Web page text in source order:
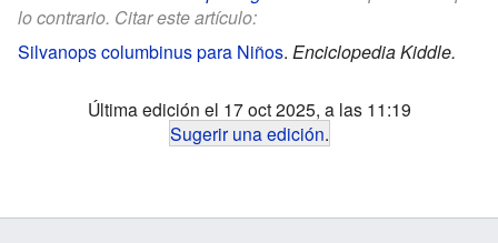
lo contrario. Citar este artículo:
Silvanops columbinus para Niños. Enciclopedia Kiddle.
Última edición el 17 oct 2025, a las 11:19
Sugerir una edición.